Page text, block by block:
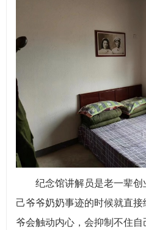
纪念馆讲解员是老一辈
己爷爷奶奶事迹的时候就直
爷会触动内心，会抑制不住